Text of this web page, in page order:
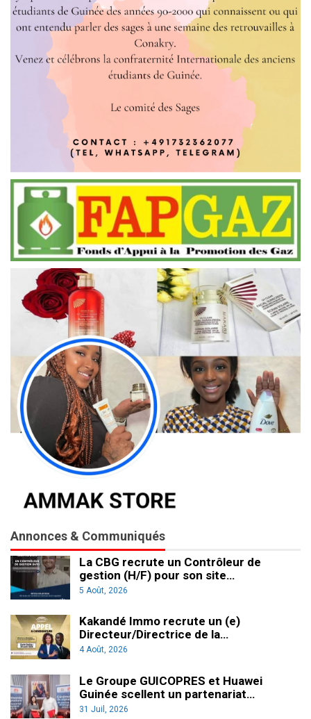
Annonces & Communiqués
La CBG recrute un Contrôleur de
gestion (H/F) pour son site…
5 Août, 2026
Kakandé Immo recrute un (e)
Directeur/Directrice de la…
4 Août, 2026
Le Groupe GUICOPRES et Huawei
Guinée scellent un partenariat…
31 Juil, 2026